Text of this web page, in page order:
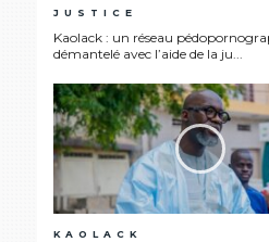
JUSTICE
Kaolack : un réseau
démantelé avec l’aide de la ju...
KAOLACK